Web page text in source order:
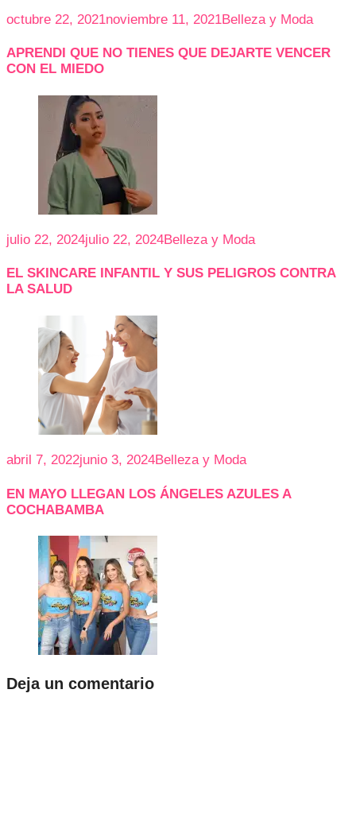
octubre 22, 2021noviembre 11, 2021Belleza y Moda
APRENDI QUE NO TIENES QUE DEJARTE VENCER
CON EL MIEDO
julio 22, 2024julio 22, 2024Belleza y Moda
EL SKINCARE INFANTIL Y SUS PELIGROS CONTRA
LA SALUD
abril 7, 2022junio 3, 2024Belleza y Moda
EN MAYO LLEGAN LOS ÁNGELES AZULES A
COCHABAMBA
Deja un comentario